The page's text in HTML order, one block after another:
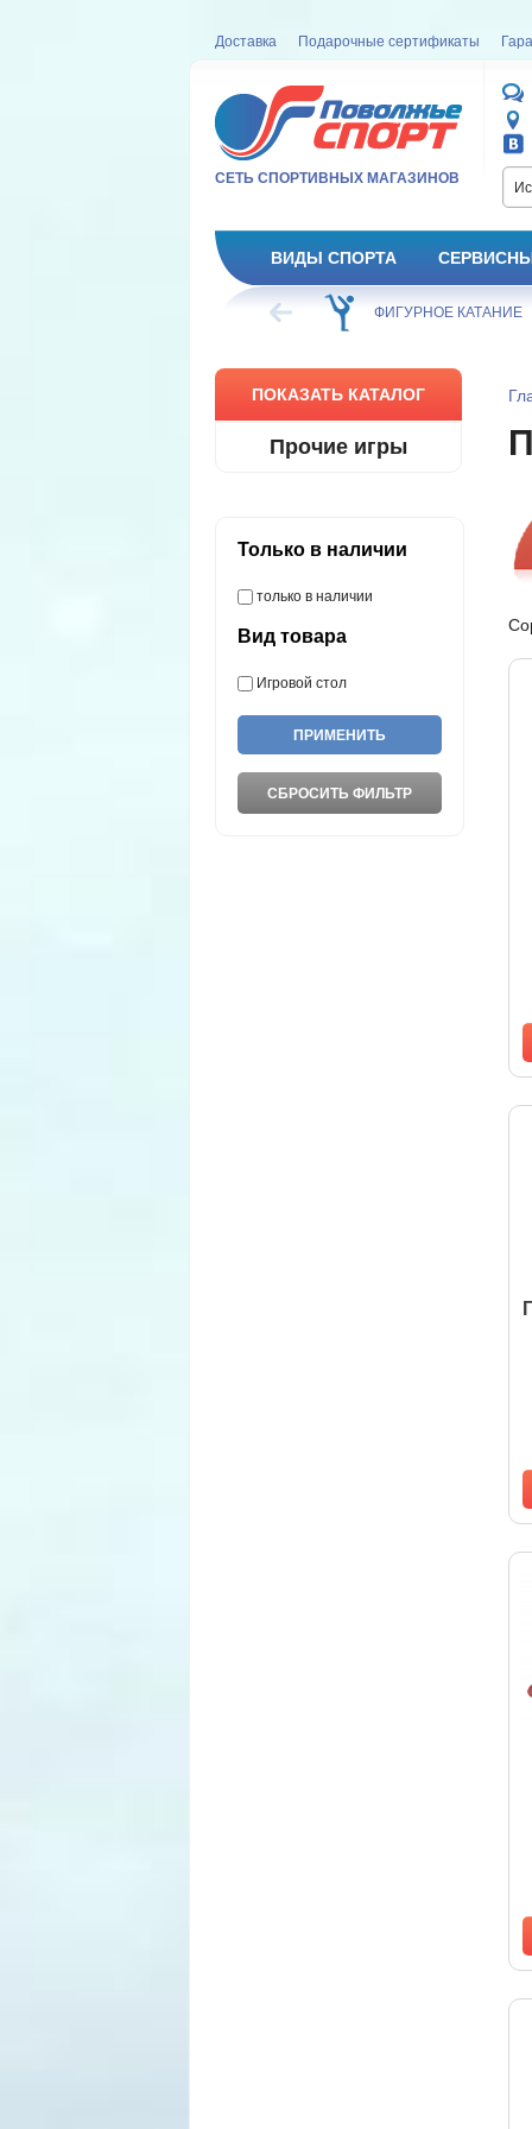
Доставка Подарочные сертификаты
СЕТЬ СПОРТИВНЫХ МАГАЗИНОВ
ВИДЫ СПОРТА
ХОККЕЙ ФИГУРНОЕ КАТАНИЕ
ПОКАЗАТЬ КАТАЛОГ
Прочие игры
Только в наличии
только в наличии
Вид товара
Игровой стол